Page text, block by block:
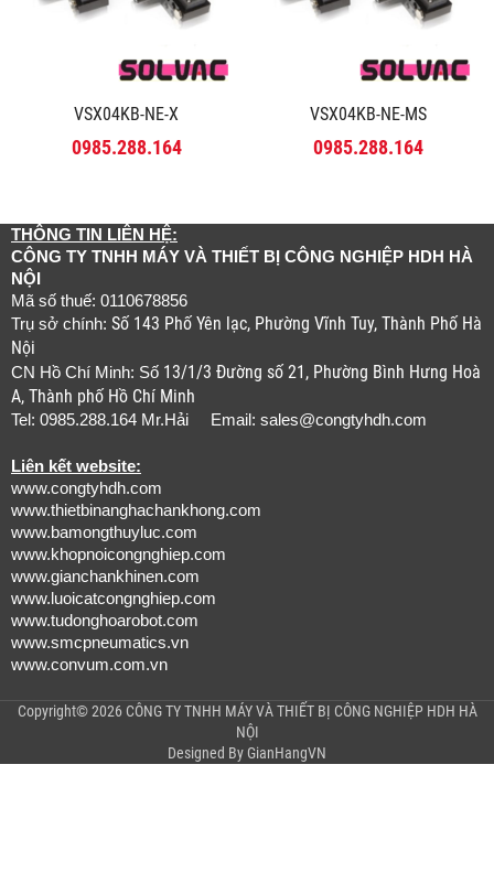
VSX04KB-NE-X
0985.288.164
VSX04KB-NE-MS
0985.288.164
THÔNG TIN LIÊN HỆ:
CÔNG TY TNHH MÁY VÀ THIẾT BỊ CÔNG NGHIỆP HDH HÀ
NỘI
Mã số thuế: 0110678856
Trụ sở chính: Số 143 Phố Yên lạc, Phường Vĩnh Tuy, Thành Phố Hà
Nội
CN Hồ Chí Minh: Số 13/1/3 Đường số 21, Phường Bình Hưng Hoà
A, Thành phố Hồ Chí Minh
Tel: 0985.288.164 Mr.Hải Email: sales@congtyhdh.com
Liên kết website:
www.congtyhdh.com
www.thietbinanghachankhong.com
www.bamongthuyluc.com
www.khopnoicongnghiep.com
www.gianchankhinen.com
www.luoicatcongnghiep.com
www.tudonghoarobot.com
www.smcpneumatics.vn
www.convum.com.vn
Copyright© 2026 CÔNG TY TNHH MÁY VÀ THIẾT BỊ CÔNG NGHIỆP HDH HÀ
NỘI
Designed By GianHangVN